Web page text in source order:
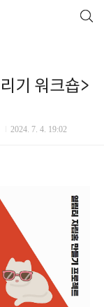
기 워크숍>
2024. 7. 4. 19:02